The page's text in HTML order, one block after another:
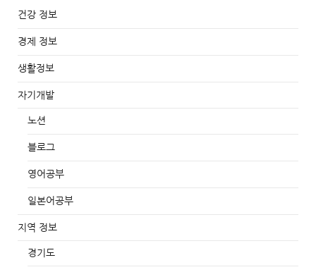
건강 정보
경제 정보
생활정보
자기개발
노션
블로그
영어공부
일본어공부
지역 정보
경기도